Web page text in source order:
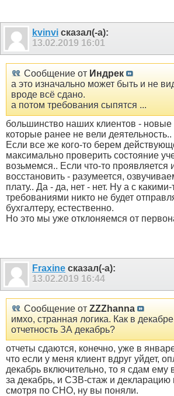
kvinvi сказал(-а):
13.02.2019 16:01
Сообщение от Индрек
а это изначально может быть и не
вроде всё сдано.
а потом требования сыпятся ...
большинство наших клиентов -
которые ранее не вели деятельность..
Если все же кого-то берем
максимально проверить состояние
возьмемся.. Если что-то проявляется
восстановить - разумеется,
плату.. Да - да, нет - нет. Ну а с
требованиями никто не будет
бухгалтеру, естественно.
Но это мы уже отклоняемся от
Fraxine сказал(-а):
13.02.2019 16:44
Сообщение от ZZZhanna
имхо, странная логика. Как в
отчетность ЗА декабрь?
отчеты сдаются, конечно, уже в
что если у меня клиент вдруг уйдет,
декабрь включительно, то я сдам
за декабрь, и СЗВ-стаж и декларацию
смотря по СНО, ну вы поняли.